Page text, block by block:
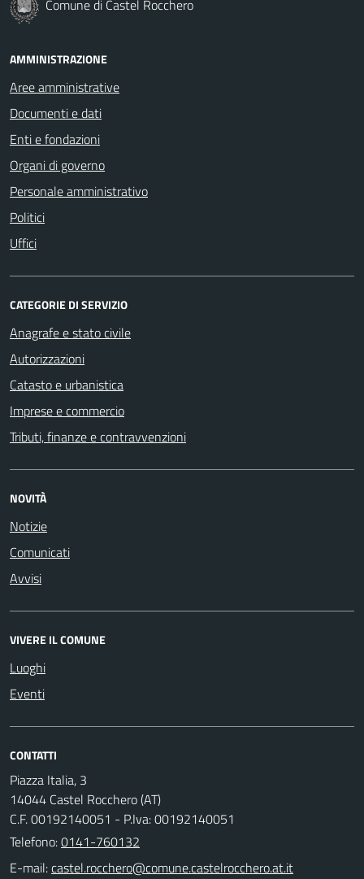
Comune di Castel Rocchero
AMMINISTRAZIONE
Aree amministrative
Documenti e dati
Enti e fondazioni
Organi di governo
Personale amministrativo
Politici
Uffici
CATEGORIE DI SERVIZIO
Anagrafe e stato civile
Autorizzazioni
Catasto e urbanistica
Imprese e commercio
Tributi, finanze e contravvenzioni
NOVITÀ
Notizie
Comunicati
Avvisi
VIVERE IL COMUNE
Luoghi
Eventi
CONTATTI
Piazza Italia, 3
14044 Castel Rocchero (AT)
C.F. 00192140051 - P.Iva: 00192140051
Telefono:0141-760132
E-mail: